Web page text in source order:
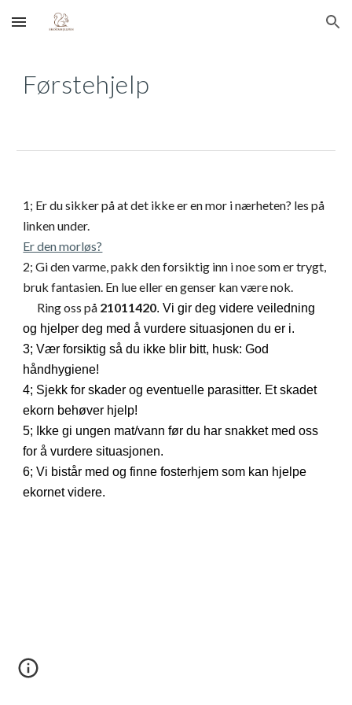
Skip to main content Skip to navigation
Førstehjelp
1; Er du sikker på at det ikke er en mor i nærheten? les på
linken under.
Er den morløs?
2; Gi den varme, pakk den forsiktig inn i noe som er trygt,
bruk fantasien. En lue eller en genser kan være nok.
Ring oss på 21011420. Vi gir deg videre veiledning
og hjelper deg med å vurdere situasjonen du er i.
3; Vær forsiktig så du ikke blir bitt, husk: God
håndhygiene!
4; Sjekk for skader og eventuelle parasitter. Et skadet
ekorn behøver hjelp!
5; Ikke gi ungen mat/vann før du har snakket med oss
for å vurdere situasjonen.
6; Vi bistår med og finne fosterhjem som kan hjelpe
ekornet videre.